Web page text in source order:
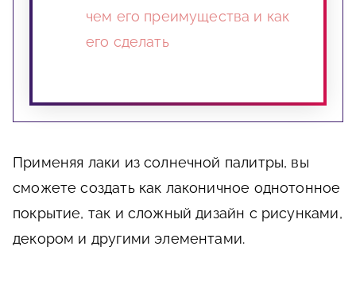
чем его преимущества и как
его сделать
Применяя лаки из солнечной палитры, вы
сможете создать как лаконичное однотонное
покрытие, так и сложный дизайн с рисунками,
декором и другими элементами.